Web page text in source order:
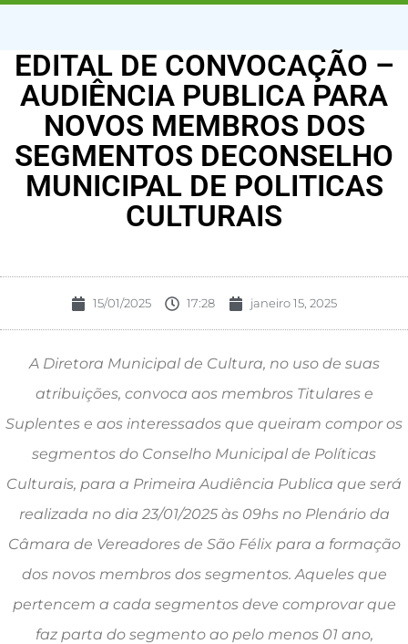
EDITAL DE CONVOCAÇÃO –
AUDIÊNCIA PUBLICA PARA
NOVOS MEMBROS DOS
SEGMENTOS DECONSELHO
MUNICIPAL DE POLITICAS
CULTURAIS
15/01/2025 17:28 janeiro 15, 2025
A Diretora Municipal de Cultura, no uso de suas
atribuições, convoca aos membros Titulares e
Suplentes e aos interessados que queiram compor os
segmentos do Conselho Municipal de Políticas
Culturais, para a Primeira Audiência Publica que será
realizada no dia 23/01/2025 às 09hs no Plenário da
Câmara de Vereadores de São Félix para a formação
dos novos membros dos segmentos. Aqueles que
pertencem a cada segmentos deve comprovar que
faz parta do segmento ao pelo menos 01 ano,